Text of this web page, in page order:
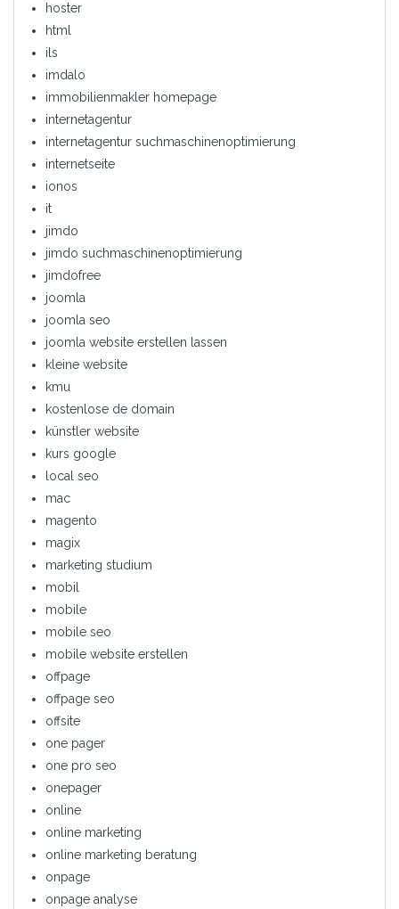
hoster
html
ils
imdalo
immobilienmakler homepage
internetagentur
internetagentur suchmaschinenoptimierung
internetseite
ionos
it
jimdo
jimdo suchmaschinenoptimierung
jimdofree
joomla
joomla seo
joomla website erstellen lassen
kleine website
kmu
kostenlose de domain
künstler website
kurs google
local seo
mac
magento
magix
marketing studium
mobil
mobile
mobile seo
mobile website erstellen
offpage
offpage seo
offsite
one pager
one pro seo
onepager
online
online marketing
online marketing beratung
onpage
onpage analyse